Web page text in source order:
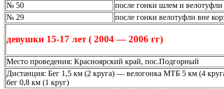
№ 50
после гонки шлем и
№ 29
после гонки велотуфли вне
девушки 15-17 лет ( 2004 — 2006 гг)
Место проведения: Красноярский край, пос.Подгорный
Дистанция: Бег 1,5 км (2 круга) — велогонка МТБ 5 км (4
бег 0,8 км (1 круг)